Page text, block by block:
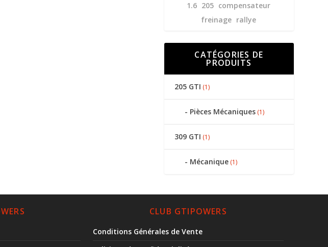
1.6 205 compensateur
freinage rallye
CATÉGORIES DE
PRODUITS
205 GTI (1)
Pièces Mécaniques (1)
309 GTI (1)
Mécanique (1)
CLUB GTIPOWERS
Conditions Générales de Vente